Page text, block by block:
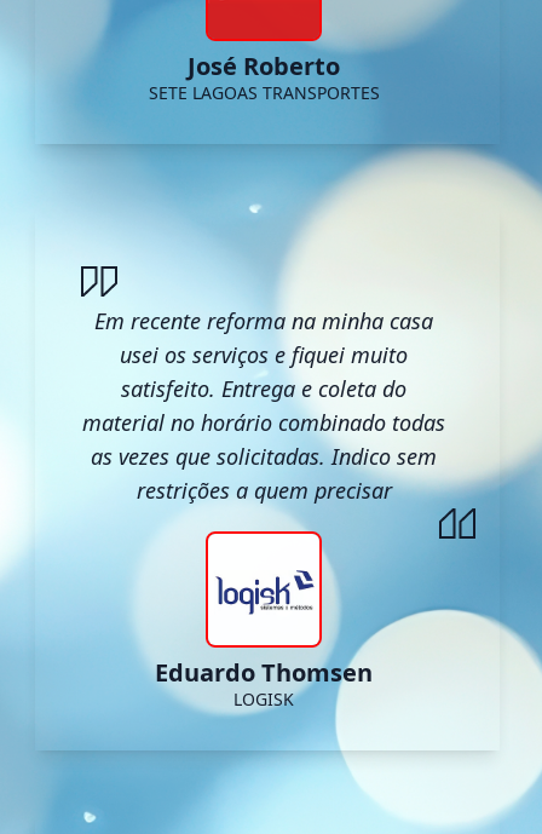
José Roberto
SETE LAGOAS TRANSPORTES
Em recente reforma na minha casa
usei os serviços e fiquei muito
satisfeito. Entrega e coleta do
material no horário combinado todas
as vezes que solicitadas. Indico sem
restrições a quem precisar
Eduardo Thomsen
LOGISK